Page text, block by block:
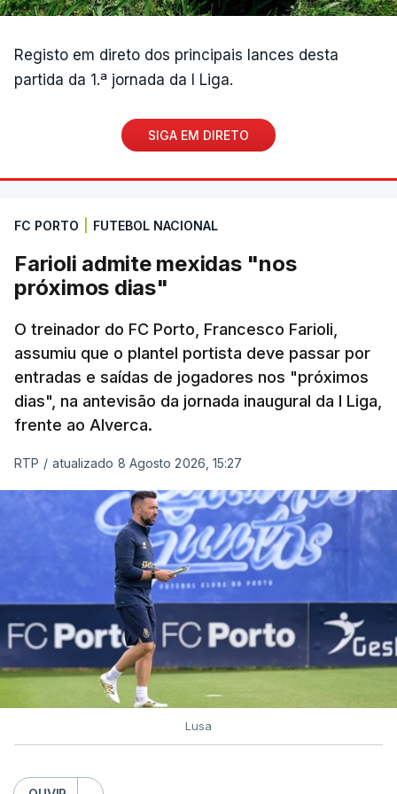
Registo em direto dos principais lances desta
partida da 1.ª jornada da I Liga.
SIGA EM DIRETO
FC PORTO FUTEBOL NACIONAL
Farioli admite mexidas "nos
próximos dias"
O treinador do FC Porto, Francesco Farioli,
assumiu que o plantel portista deve passar por
entradas e saídas de jogadores nos "próximos
dias", na antevisão da jornada inaugural da I Liga,
frente ao Alverca.
RTP / atualizado 8 Agosto 2026, 15:27
Lusa